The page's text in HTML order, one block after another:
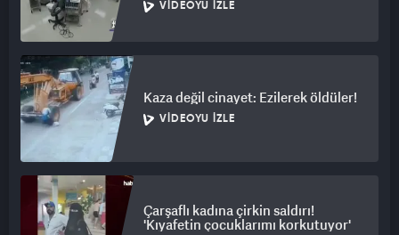
VIDEOYU İZLE
Kaza değil cinayet: Ezilerek öldüler!
VIDEOYU İZLE
Çarşaflı kadına çirkin saldırı!
'Kıyafetin çocuklarımı korkutuyor'